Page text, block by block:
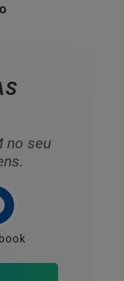
no seu